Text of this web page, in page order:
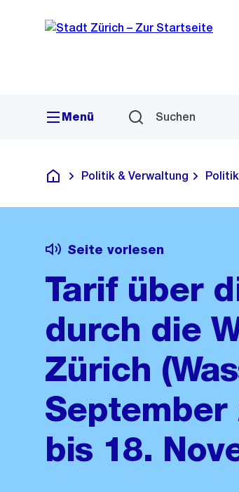
Navigation
Sprunglink
Menü Suchen
Deutsch
Politik & Verwaltung
Seite vorlesen
Tarif über
durch die
Zürich
September
bis 18.